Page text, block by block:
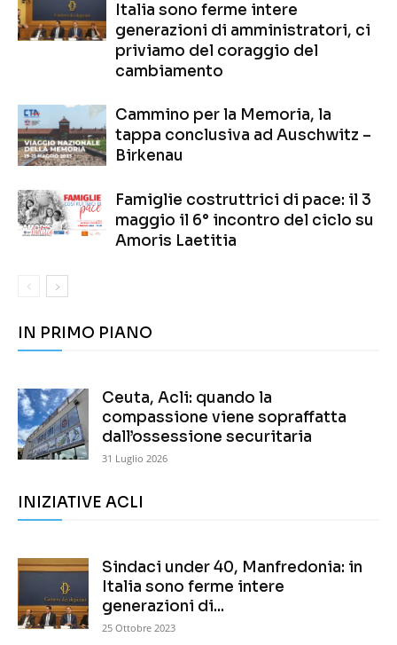
Italia sono ferme intere
generazioni di amministratori, ci
priviamo del coraggio del
cambiamento
Cammino per la Memoria, la
tappa conclusiva ad Auschwitz –
Birkenau
Famiglie costruttrici di pace: il 3
maggio il 6° incontro del ciclo su
Amoris Laetitia
IN PRIMO PIANO
Ceuta, Acli: quando la
compassione viene sopraffatta
dall’ossessione securitaria
31 Luglio 2026
INIZIATIVE ACLI
Sindaci under 40, Manfredonia: in
Italia sono ferme intere
generazioni di...
25 Ottobre 2023